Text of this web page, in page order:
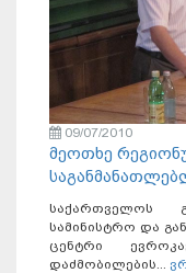
09/07/2010
მეოთხე
საქართველოს
სამინისტრო და
ცენტრი
დაძმობილების...